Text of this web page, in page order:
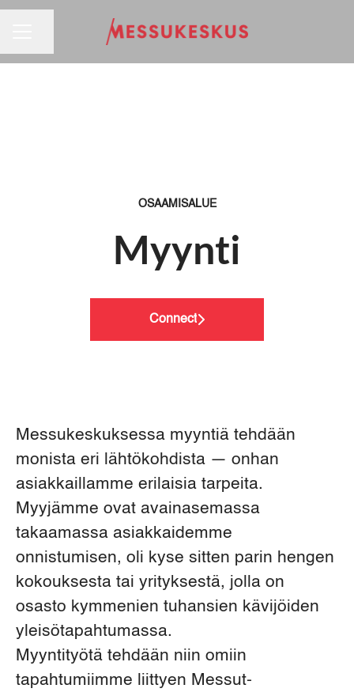
OSAAMISALUE
Myynti
Connect
Messukeskuksessa myyntiä tehdään
monista eri lähtökohdista — onhan
asiakkaillamme erilaisia tarpeita.
Myyjämme ovat avainasemassa
takaamassa asiakkaidemme
onnistumisen, oli kyse sitten parin hengen
kokouksesta tai yrityksestä, jolla on
osasto kymmenien tuhansien kävijöiden
yleisötapahtumassa.
Myyntityötä tehdään niin omiin
tapahtumiimme liittyen Messut-